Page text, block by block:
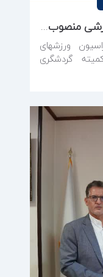
سرپرست انجمن گردشگری ورزشی منصوب شد
ورزشهای
گردشگری